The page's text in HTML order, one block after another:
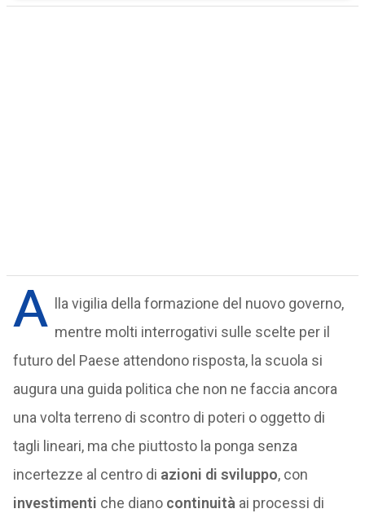
A
lla vigilia della formazione del nuovo governo,
mentre molti interrogativi sulle scelte per il
futuro del Paese attendono risposta, la scuola si
augura una guida politica che non ne faccia ancora
una volta terreno di scontro di poteri o oggetto di
tagli lineari, ma che piuttosto la ponga senza
incertezze al centro di azioni di sviluppo, con
investimenti che diano continuità ai processi di